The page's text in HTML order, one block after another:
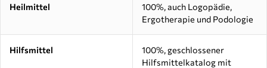
Heilmittel
100%, auch Logopädie,
Ergotherapie und Podologie
Hilfsmittel
100%, geschlossener
Hilfsmittelkatalog mit